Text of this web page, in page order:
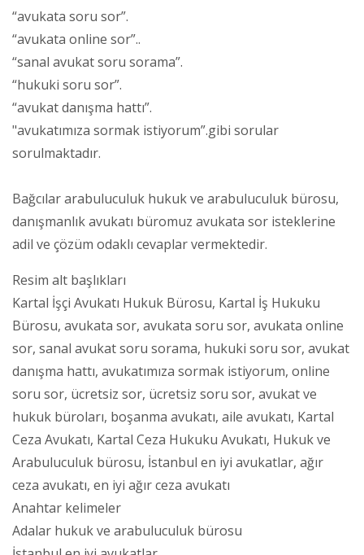
“avukata soru sor”.
“avukata online sor”..
“sanal avukat soru sorama”.
“hukuki soru sor”.
“avukat danışma hattı”.
"avukatımıza sormak istiyorum”.gibi sorular
sorulmaktadır.
Bağcılar arabuluculuk hukuk ve arabuluculuk bürosu,
danışmanlık avukatı büromuz avukata sor isteklerine
adil ve çözüm odaklı cevaplar vermektedir.
Resim alt başlıkları
Kartal İşçi Avukatı Hukuk Bürosu, Kartal İş Hukuku
Bürosu, avukata sor, avukata soru sor, avukata online
sor, sanal avukat soru sorama, hukuki soru sor, avukat
danışma hattı, avukatımıza sormak istiyorum, online
soru sor, ücretsiz sor, ücretsiz soru sor, avukat ve
hukuk büroları, boşanma avukatı, aile avukatı, Kartal
Ceza Avukatı, Kartal Ceza Hukuku Avukatı, Hukuk ve
Arabuluculuk bürosu, İstanbul en iyi avukatlar, ağır
ceza avukatı, en iyi ağır ceza avukatı
Anahtar kelimeler
Adalar hukuk ve arabuluculuk bürosu